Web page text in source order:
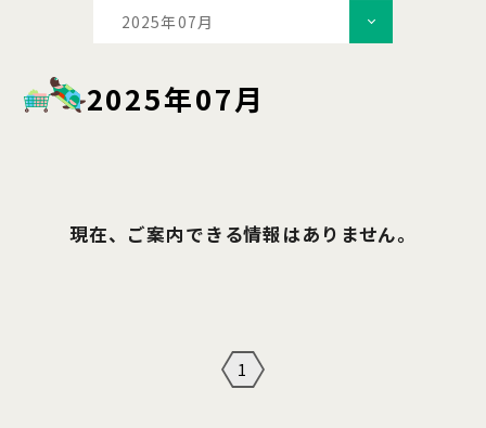
2025年07月
2025年07月
現在、ご案内できる情報はありません。
1